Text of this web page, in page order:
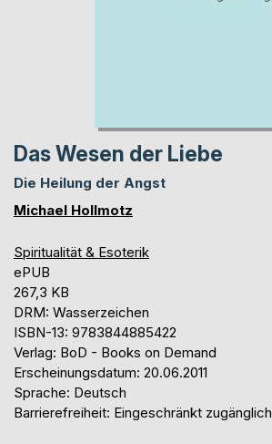
Das Wesen der Liebe
Die Heilung der Angst
Michael Hollmotz
Spiritualität & Esoterik
ePUB
267,3 KB
DRM: Wasserzeichen
ISBN-13: 9783844885422
Verlag: BoD - Books on Demand
Erscheinungsdatum: 20.06.2011
Sprache: Deutsch
Barrierefreiheit: Eingeschränkt zugänglich